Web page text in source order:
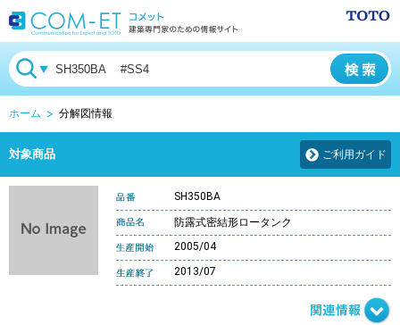
ホーム 分解図情報
対象商品 ご利用ガイド
SH350BA
防露式密結形ロータンク
2005/04
2013/07